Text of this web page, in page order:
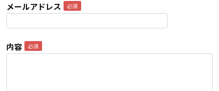
メールアドレス
内容